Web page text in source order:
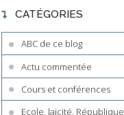
CATÉGORIES
ABC de ce blog
Actu commentée
Cours et conférences
Ecole, laïcité, République